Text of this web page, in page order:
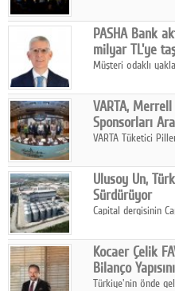
PASHA Bank
milyar TL'ye
Müşteri odaklı
yılının ilk
VARTA,
Sponsorları
VARTA Tüketici
enerjisine güç
Ulusoy Un,
Sürdürüyor
Capital dergisinin
hasılatıyla
Kocaer Çelik
Bilanço
Türkiye'nin önde